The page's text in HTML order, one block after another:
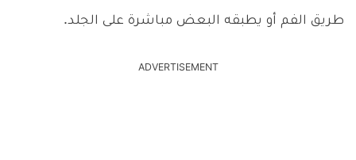
طريق الفم أو يطبقه البعض مباشرة على الجلد.
ADVERTISEMENT